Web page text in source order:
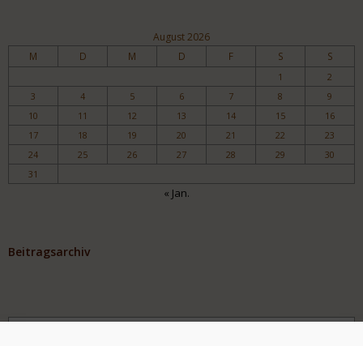
August 2026
M D M D F S S
1
2
3
4 5 6 7 8
9
10
11 12 13 14 15
16
17
18 19 20 21 22
23
24
25 26 27 28 29
30
31
« Jan.
Beitragsarchiv
Archiv